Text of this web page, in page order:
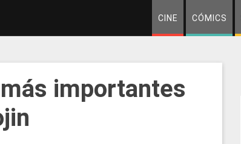
CINE CÓMICS
importantes